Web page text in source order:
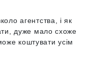
агентства, і як
дуже мало схоже
коштувати усім